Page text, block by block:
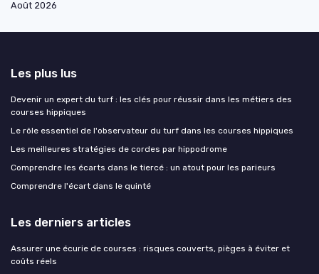
Août 2026
Les plus lus
Devenir un expert du turf : les clés pour réussir dans les métiers des
courses hippiques
Le rôle essentiel de l'observateur du turf dans les courses hippiques
Les meilleures stratégies de cordes par hippodrome
Comprendre les écarts dans le tiercé : un atout pour les parieurs
Comprendre l'écart dans le quinté
Les derniers articles
Assurer une écurie de courses : risques couverts, pièges à éviter et
coûts réels